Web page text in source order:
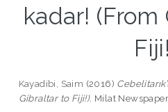
kadar!
Kayadibi, Saim (2016)
Gibraltar to Fiji!). Milat